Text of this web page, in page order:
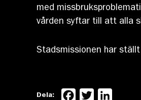
med
vården syftar till att alla
Stadsmissionen har ställt
Dela: Facebook
Twitter